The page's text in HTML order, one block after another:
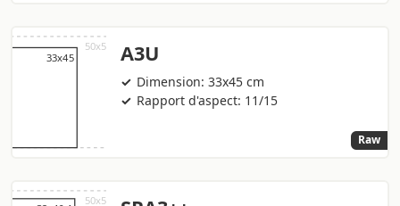
A3U
Dimension: 33x45 cm
Rapport d'aspect: 11/15
Raw